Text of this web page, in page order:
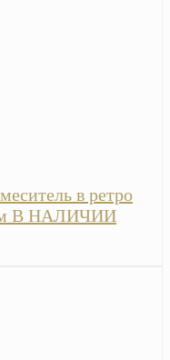
в ретро
В НАЛИЧИИ